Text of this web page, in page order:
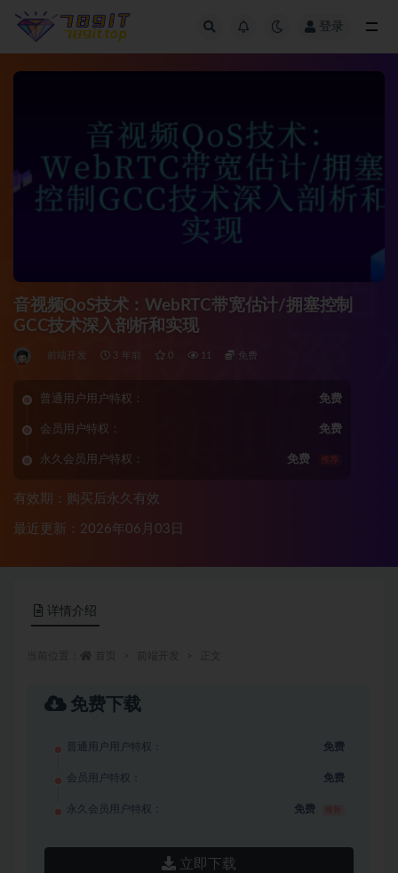
登录
音视频QoS技术：WebRTC带宽估计/拥塞控制
GCC技术深入剖析和实现
前端开发 3 年前 0 11 免费
普通用户用户特权： 免费
会员用户特权： 免费
永久会员用户特权： 免费 推荐
有效期：购买后永久有效
最近更新：2026年06月03日
详情介绍
免费下载
普通用户用户特权： 免费
会员用户特权： 免费
永久会员用户特权： 免费
立即下载